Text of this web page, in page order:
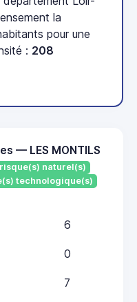
la
pour une
: 208
— LES MONTILS
naturel(s)
technologique(s)
6
0
7